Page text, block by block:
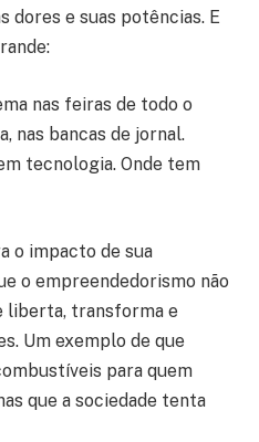
dores e suas potências. E
nas feiras de todo o
nas bancas de jornal.
tecnologia. Onde tem
o impacto de sua
o empreendedorismo não
liberta, transforma e
Um exemplo de que
para quem
que a sociedade tenta